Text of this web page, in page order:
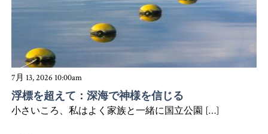
7月 13, 2026 10:00am
浮標を超えて：深海で神様を信じる
小さいころ、私はよく家族と一緒に国立公園 […]